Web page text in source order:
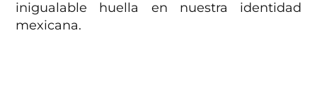
inigualable huella en nuestra identidad
mexicana.